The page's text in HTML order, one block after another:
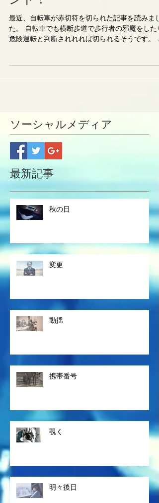
最近、自転車が赤切符を切られた記事を読みまし
た。 自転車でも横断歩道で歩行者の邪魔をしたり
危険運転と判断されれれば切られるそうです。 ち
ソーシャルメディア
最新記事
秋の日
変更
動揺
携帯番号
覗く
明々後日